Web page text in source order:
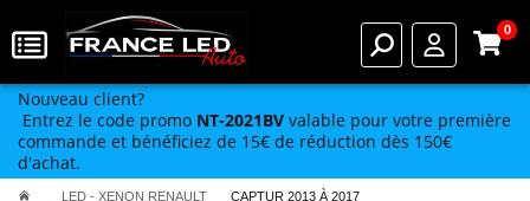
0
Nouveau client?
Entrez le code promo NT-2021BV valable pour votre première
commande et bénéficiez de 15€ de réduction dès 150€
d'achat.
LED - XENON RENAULT CAPTUR 2013 À 2017